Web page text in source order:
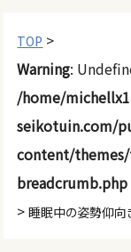
TOP >
Warning:
/home/
seikotuin.com/
content/
breadcrumb.php
>睡眠中の姿勢仰向